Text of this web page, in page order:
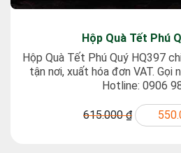
Hộp Quà Tết Phú
Hộp Quà Tết Phú Quý HQ397
tận nơi, xuất hóa đơn VAT. Gọi
Hotline: 0906
615.000 ₫